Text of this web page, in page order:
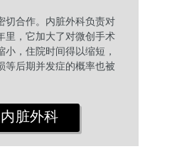
切合作。内脏外科负责对
里，它加大了对微创手术
，住院时间得以缩短，
等后期并发症的概率也被
脏外科